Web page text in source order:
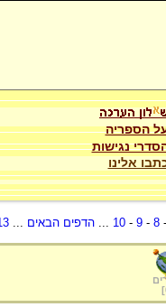
הספריה
נגישות
אלינו
-
8
-
9
-
10
...הדפים הבאים ...
]